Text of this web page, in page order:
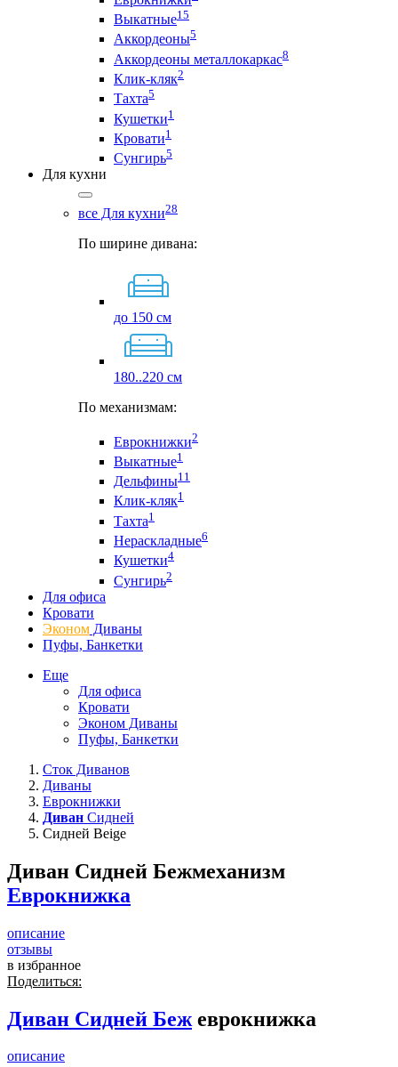
Выкатные15
Аккордеоны5
Аккордеоны металлокаркас8
Клик-кляк2
Тахта5
Кушетки1
Кровати1
Сунгирь5
Для кухни
все Для кухни28
По ширине дивана:
до 150 см
180..220 см
По механизмам:
Еврокнижки2
Выкатные1
Дельфины11
Клик-кляк1
Тахта1
Нераскладные6
Кушетки4
Сунгирь2
Для офиса
Кровати
Эконом Диваны
Пуфы, Банкетки
Еще
Для офиса
Кровати
Эконом Диваны
Пуфы, Банкетки
Сток Диванов
Диваны
Еврокнижки
Диван Сидней
Сидней Beige
Диван Сидней Бежмеханизм
Еврокнижка
описание
отзывы
в избранное
Поделиться:
Диван Сидней Беж еврокнижка
описание